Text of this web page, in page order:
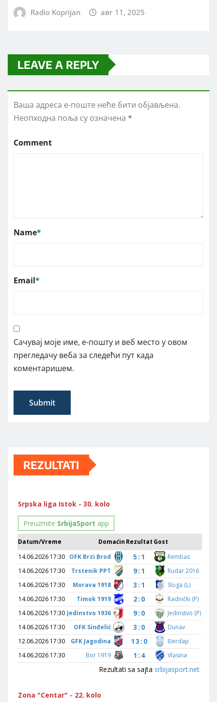
Radio Koprijan авг 11, 2025
LEAVE A REPLY
Ваша адреса е-поште неће бити објављена.
Неопходна поља су означена *
Comment
Name*
Email*
Сачувај моје име, е-пошту и веб место у овом
прегледачу веба за следећи пут када
коментаришем.
REZULTATI